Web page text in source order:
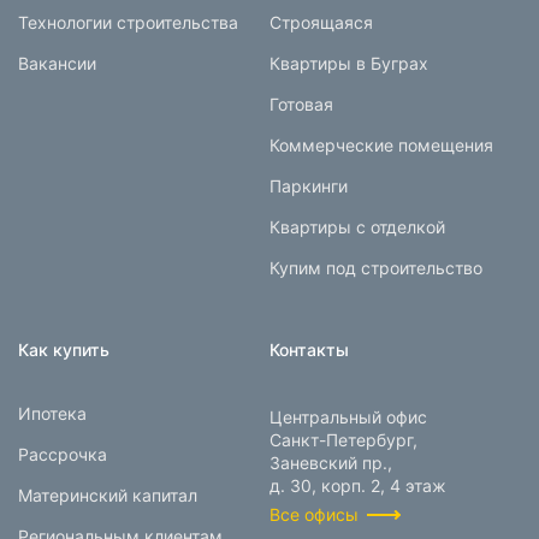
Технологии строительства
Вакансии
Строящаяся
Квартиры в Буграх
Готовая
Коммерческие помещения
Паркинги
Квартиры с отделкой
Купим под строительство
Как купить
Ипотека
Рассрочка
Материнский капитал
Контакты
Центральный офис
Санкт-Петербург,
Заневский пр.,
д. 30, корп. 2, 4 этаж
Все офисы